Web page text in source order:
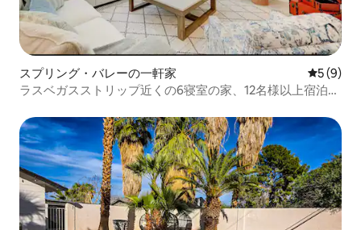
スプリング・バレーの一軒家 レビュー
5 (9)
ラスベガスストリップ近くの6寝室の家、12名様以上宿泊可